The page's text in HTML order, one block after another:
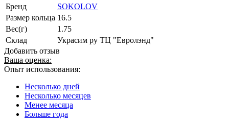
Бренд
SOKOLOV
Размер кольца 16.5
Вес(г)
1.75
Склад
Украсим ру ТЦ "Евролэнд"
Добавить отзыв
Ваша оценка:
Опыт использования:
Несколько дней
Несколько месяцев
Менее месяца
Больше года